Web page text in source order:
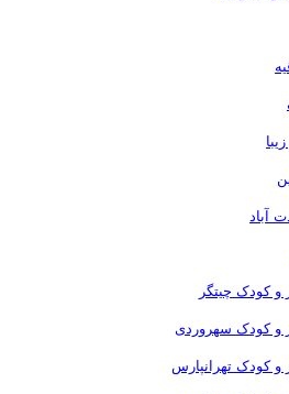
آباد
و کودک چیتگر
و کودک سهروردی
و کودک تهرانپارس